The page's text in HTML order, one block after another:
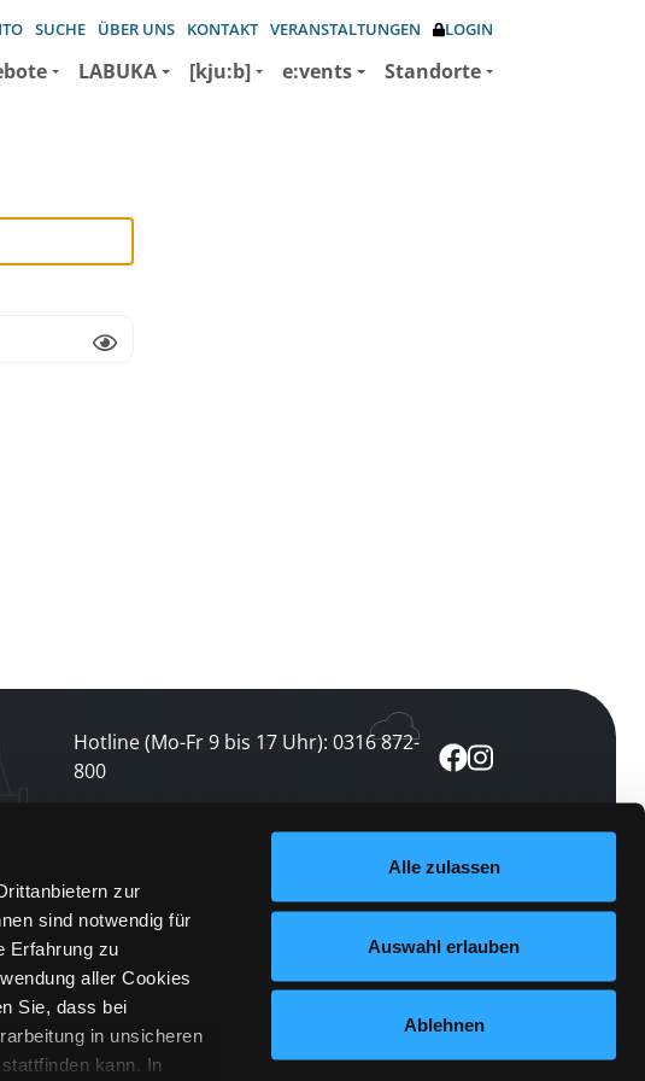
zur
sind notwendig für
Erfahrung zu
aller Cookies
Sie, dass bei
in unsicheren
kann. In
Alle zulassen
Auswahl erlauben
Ablehnen
SUCHE ÜBER UNS KONTAKT VERANSTALTUNGEN LOGIN
LABUKA [kju:b] e:vents Standorte
Hotline (Mo-Fr 9 bis 17 Uhr): 0316 872-
800
Newsletter abonnieren
und keine Veranstaltung verpassen
jetzt abonnieren